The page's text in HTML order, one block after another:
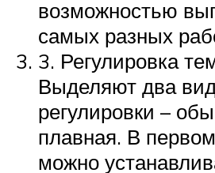
возможностью
самых разных
3. Регулировка
Выделяют два
регулировки –
плавная. В
можно